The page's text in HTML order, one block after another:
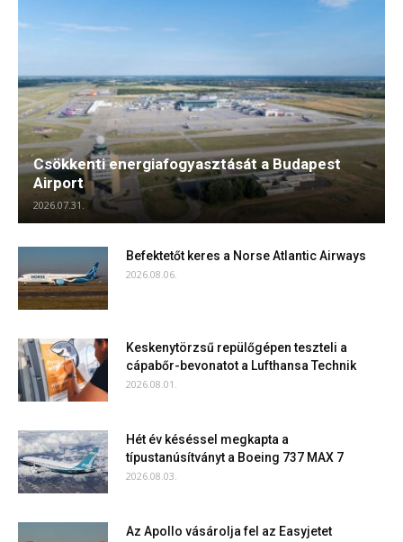
Csökkenti energiafogyasztását a Budapest
Airport
2026.07.31.
Befektetőt keres a Norse Atlantic Airways
2026.08.06.
Keskenytörzsű repülőgépen teszteli a
cápabőr-bevonatot a Lufthansa Technik
2026.08.01.
Hét év késéssel megkapta a
típustanúsítványt a Boeing 737 MAX 7
2026.08.03.
Az Apollo vásárolja fel az Easyjetet